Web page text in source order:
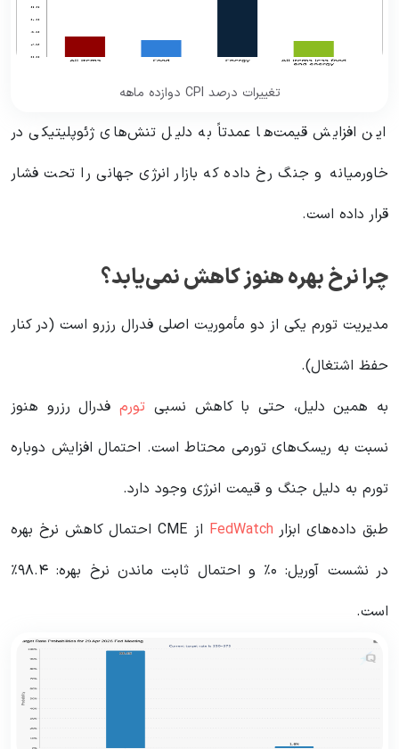
تغییرات درصد CPI دوازده ماهه
این افزایش قیمت‌ها عمدتاً به دلیل تنش‌های ژئوپلیتیکی در
خاورمیانه و جنگ رخ داده که بازار انرژی جهانی را تحت فشار
قرار داده است.
چرا نرخ بهره هنوز کاهش نمی‌یابد؟
مدیریت تورم یکی از دو مأموریت اصلی فدرال رزرو است (در کنار
حفظ اشتغال).
به همین دلیل، حتی با کاهش نسبی تورمفدرال رزرو هنوز
نسبت به ریسک‌های تورمی محتاط است. احتمال افزایش دوباره
تورم به دلیل جنگ و قیمت انرژی وجود دارد.
طبق داده‌های ابزار FedWatch
از CME احتمال کاهش نرخ بهره
در نشست آوریل: ۰٪ و احتمال ثابت ماندن نرخ بهره: ۹۸.۴٪
است.